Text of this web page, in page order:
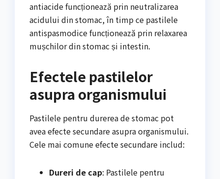
antiacide funcționează prin neutralizarea
acidului din stomac, în timp ce pastilele
antispasmodice funcționează prin relaxarea
mușchilor din stomac și intestin.
Efectele pastilelor
asupra organismului
Pastilele pentru durerea de stomac pot
avea efecte secundare asupra organismului.
Cele mai comune efecte secundare includ:
Dureri de cap: Pastilele pentru